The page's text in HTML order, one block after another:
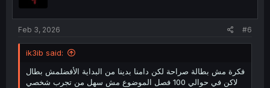
Feb 3, 2026 #6
ik3ib said:
فكرة مش بطالة صراحة لكن دامنا بدينا من البداية الأفضلمش بطال
لاكن في حوالي 100 فصل الموضوع مش سهل من تجرب شخصي